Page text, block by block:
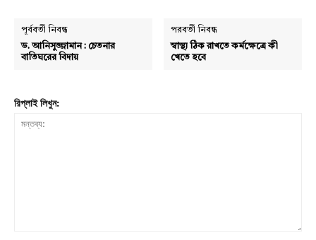
পূর্ববর্তী নিবন্ধ
ড. আনিসুজ্জামান : চেতনার
বাতিঘরের বিদায়
পরবর্তী নিবন্ধ
স্বাস্থ্য ঠিক রাখতে কর্মক্ষেত্রে কী
খেতে হবে
রিপ্লাই লিখুন: